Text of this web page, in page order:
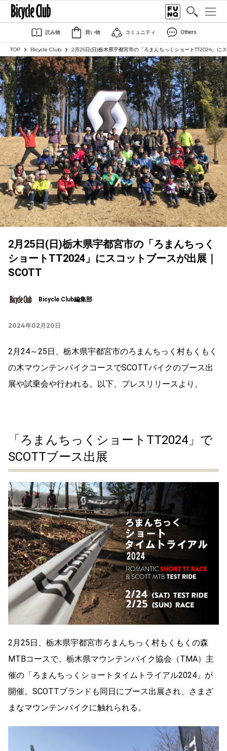
読み物 買い物 コミュニティ Others
TOP Bicycle Club 2月25日(日)栃木県宇都宮市の「ろまんちっくショートTT2024」に
2月25日(日)栃木県宇都宮市の「ろまんちっく
ショートTT2024」にスコットブースが出展｜
SCOTT
Bicycle Club編集部
2024年02月20日
2月24～25日、栃木県宇都宮市のろまんちっく村もくもく
の木マウンテンバイクコースでSCOTTバイクのブース出
展や試乗会や行われる。以下、プレスリリースより。
「ろまんちっくショートTT2024」で
SCOTTブース出展
2月25日、栃木県宇都宮市ろまんちっく村もくもくの森
MTBコースで、栃木県マウンテンバイク協会（TMA）主
催の「ろまんちっくショートタイムトライアル2024」が
開催。SCOTTブランドも同日にブース出展され、さまざ
まなマウンテンバイクに触れられる。